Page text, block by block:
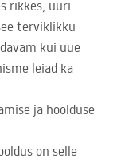
rikkes, uuri
terviklikku
kui uue
leiad ka
ja hoolduse
on selle